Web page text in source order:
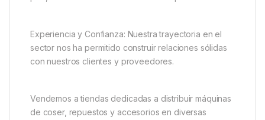
Experiencia y Confianza: Nuestra trayectoria en el
sector nos ha permitido construir relaciones sólidas
con nuestros clientes y proveedores.
Vendemos a tiendas dedicadas a distribuir máquinas
de coser, repuestos y accesorios en diversas